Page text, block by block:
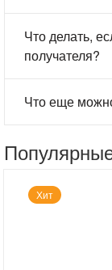
Что делать,
получателя?
Что еще
Хит